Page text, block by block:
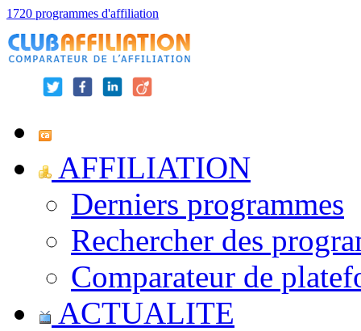
1720 programmes d'affiliation
AFFILIATION
Derniers programmes
Rechercher des
Comparateur de
ACTUALITE